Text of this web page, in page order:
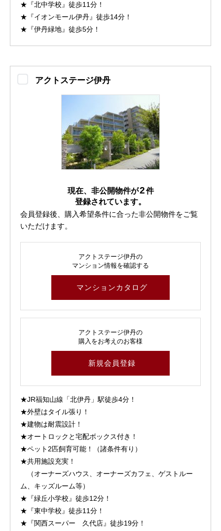
★『北中学校』徒歩11分！
★『イオンモール伊丹』徒歩14分！
★『伊丹緑地』徒歩5分！
アクトステージ伊丹
現在、非公開物件が2件
登録されています。
会員登録後、購入希望条件に合った非公開物件をご覧
いただけます。
アクトステージ伊丹の
マンション情報を確認する
マンションカタログ
アクトステージ伊丹の
購入をお考えのお客様
新規会員登録
★JR福知山線「北伊丹」駅徒歩4分！
★外壁はタイル張り！
★建物は耐震設計！
★オートロックと宅配ボックス付き！
★ペット2匹飼育可能！（諸条件有り）
★共用施設充実！
（オーナーズハウス、オーナーズカフェ、ゲストルー
ム、キッズルーム等）
★『緑丘小学校』徒歩12分！
★『東中学校』徒歩11分！
★『関西スーパー 久代店』徒歩19分！